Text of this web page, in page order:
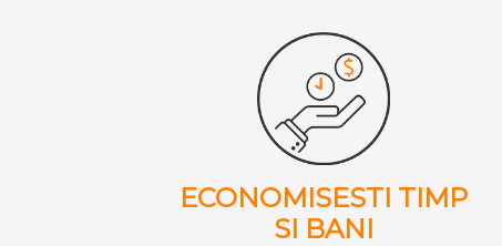
ECONOMISESTI TIMP
SI BANI